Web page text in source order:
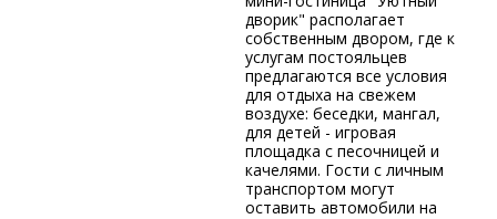
дворик" располагает
собственным двором, где к
услугам постояльцев
предлагаются все условия
для отдыха на свежем
воздухе: беседки, мангал,
для детей - игровая
площадка с песочницей и
качелями. Гости с личным
транспортом могут
оставить автомобили на